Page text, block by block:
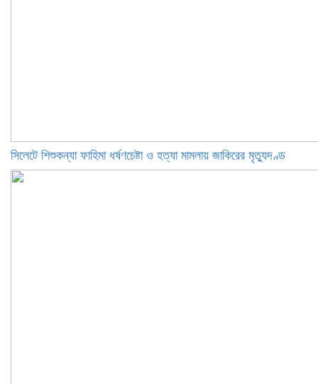
সিলেটে শিশুকন্যা ফাহিমা ধর্ষণচেষ্টা ও হত্যা মামলায় জাকিরের মৃত্যুদণ্ড